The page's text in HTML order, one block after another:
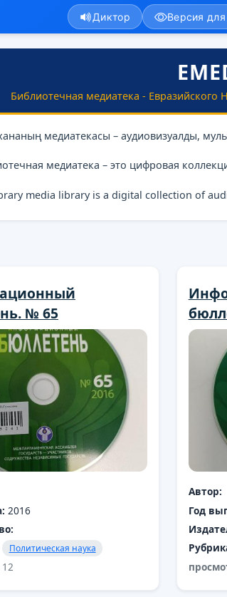
Библиотечная медиатека -
Диктор Версия
медиатекасы – аудиовизуалды,
медиатека – это цифровая
media library is a digital collection of
№ 65
2016
Политическая наука
12
Автор:
Год